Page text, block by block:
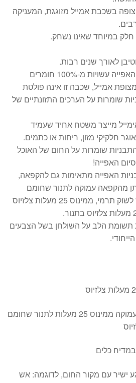
בשכבת אמייל מזוגגת, המעניקה
במיוחד שאינו נשחק.
לאורך שנים רבות.
בריאות – תבניות האפייה עשויות מ-100% חומרים
אמייל, שכבה זו אינה פולטת
שומרות על הערכים התזונתיים של
מייצר משטח אחיד שעמיד
חלקיקי מזון, ריחות או כתמים.
שומרות על החום של האוכל
האפייה מתאימות גם להקפאה,
מהקפאה עמוקה לתנור שחומם
מראש, ללא חשש לשוק תרמי, ממינוס 25 מעלות צלזיוס
תשומת הלב על השולחן בשל הצבעים
– ניתן להעביר מהקפאה עמוקה ממינוס 25 מעלות לתנור שחומם
כלים
ישיר עם מקור החום, לדוגמה: אש